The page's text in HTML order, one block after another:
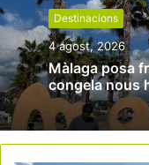
Destinacions
4 agost, 2026
Màlaga posa
congela nous